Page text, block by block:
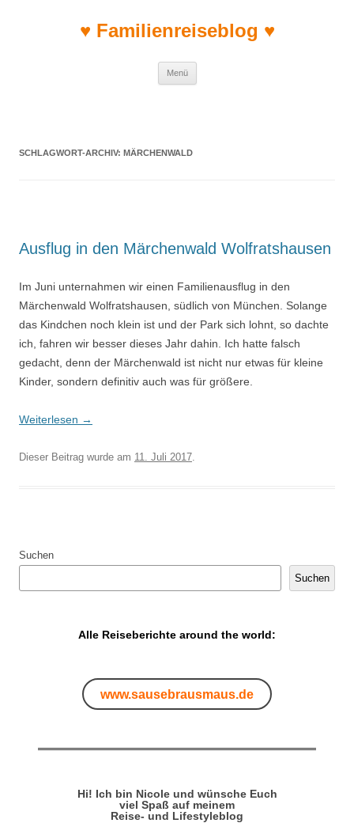
♥ Familienreiseblog ♥
Menü
SCHLAGWORT-ARCHIV: MÄRCHENWALD
Ausflug in den Märchenwald Wolfratshausen
Im Juni unternahmen wir einen Familienausflug in den
Märchenwald Wolfratshausen, südlich von München. Solange
das Kindchen noch klein ist und der Park sich lohnt, so dachte
ich, fahren wir besser dieses Jahr dahin. Ich hatte falsch
gedacht, denn der Märchenwald ist nicht nur etwas für kleine
Kinder, sondern definitiv auch was für größere.
Weiterlesen →
Dieser Beitrag wurde am 11. Juli 2017.
Suchen
Suchen
Alle Reiseberichte around the world:
www.sausebrausmaus.de
Hi! Ich bin Nicole und wünsche Euch
viel Spaß auf meinem
Reise- und Lifestyleblog